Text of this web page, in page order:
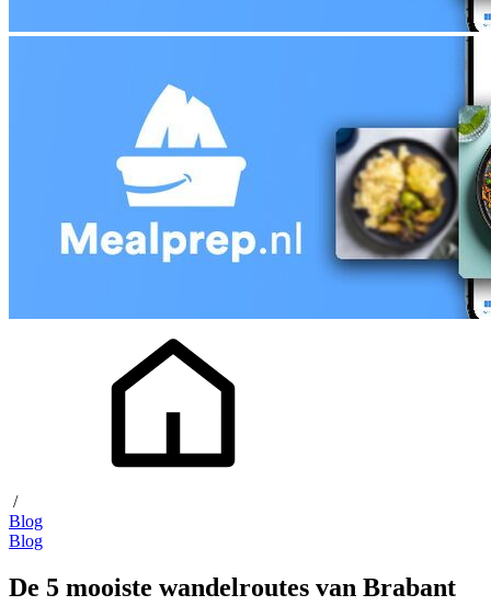
/
Blog
Blog
De 5 mooiste wandelroutes van Brabant